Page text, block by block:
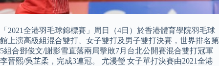
「2021全港羽毛球錦標賽」周日（4日）於香港體育學院羽毛球
館上演高級組混合雙打、女子雙打及男子雙打決賽，世界排名第
5組合鄧俊文/謝影雪直落兩局擊敗7月台北公開賽混合雙打冠軍
李晉熙/吳芷柔，完成3連冠。 尤漫瑩 女子單打決賽由2021全港